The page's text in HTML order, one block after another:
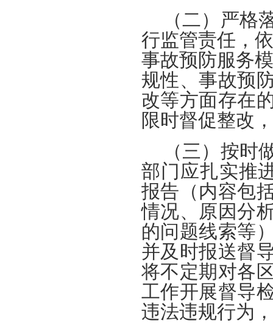
（二）严格
行监管责任，
事故预防服务
规性、事故预
改等方面存在
限时督促整改
（三）按时
部门应扎实推
报告（内容包
情况、原因分
的问题线索等
并及时报送督
将不定期对各
工作开展督导
违法违规行为